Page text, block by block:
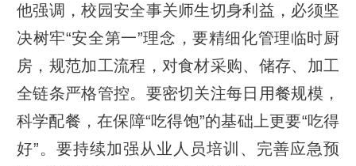
他强调，校园安全事关师生切身利益，必须坚
决树牢“安全第一”理念，要精细化管理临时厨
房，规范加工流程，对食材采购、储存、加工
全链条严格管控。要密切关注每日用餐规模，
科学配餐，在保障“吃得饱”的基础上更要“吃得
好”。要持续加强从业人员培训、完善应急预